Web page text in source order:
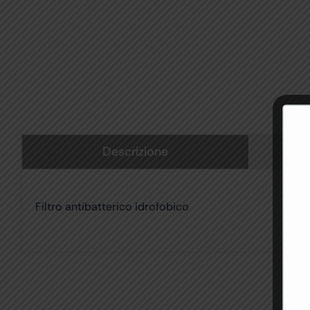
Descrizione
Filtro antibatterico idrofobico